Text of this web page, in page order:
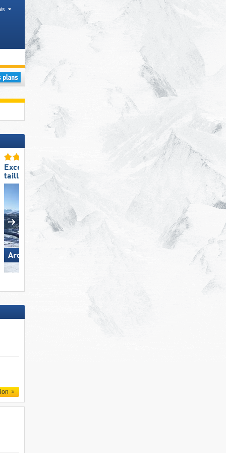
Excellente
taille de domaine skiable
Arosa Lenzerheide
Excellente
taille de domaine skiable
Madonna di Campiglio/​Pinzolo/​